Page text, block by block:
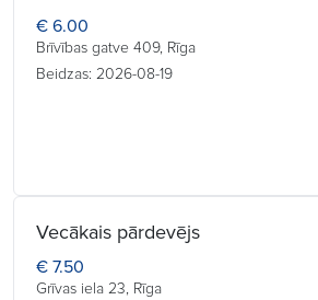
€ 6.00
Brīvības gatve 409, Rīga
Beidzas: 2026-08-19
Vecākais pārdevējs
€ 7.50
Grīvas iela 23, Rīga